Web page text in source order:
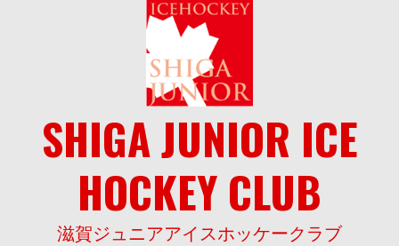
SHIGA JUNIOR ICE
HOCKEY CLUB
滋賀ジュニアアイスホッケークラブ